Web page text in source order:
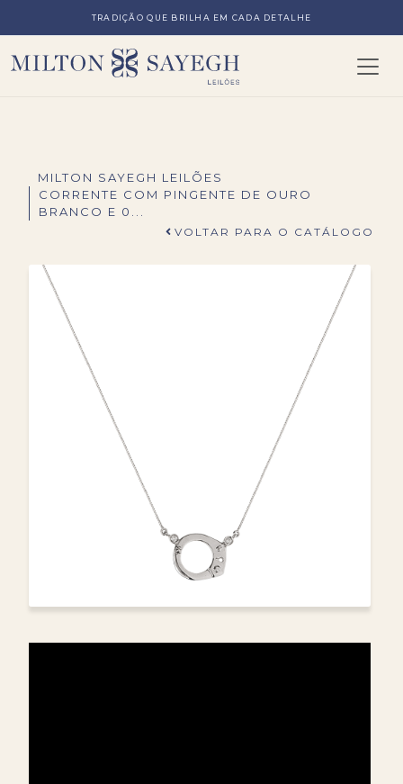
TRADIÇÃO QUE BRILHA EM CADA DETALHE
MILTON SAYEGH LEILÕES
CORRENTE COM PINGENTE DE OURO
BRANCO E 0...
VOLTAR PARA O CATÁLOGO